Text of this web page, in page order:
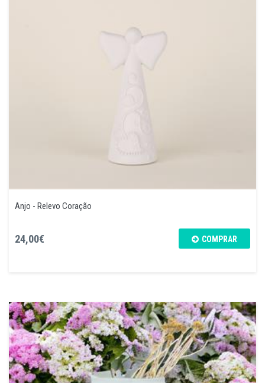
Anjo - Relevo Coração
24,00€ COMPRAR